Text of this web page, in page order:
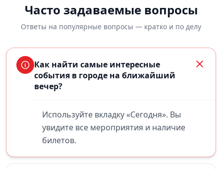
Часто задаваемые вопросы
Ответы на популярные вопросы — кратко и по делу
Как найти самые интересные
события в городе на ближайший
вечер?
Используйте вкладку «Сегодня». Вы
увидите все мероприятия и наличие
билетов.